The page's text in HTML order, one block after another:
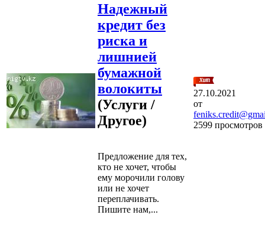
Надежный
кредит без
риска и
лишнией
бумажной
волокиты
(Услуги /
Другое)
Предложение для тех,
кто не хочет, чтобы
ему морочили голову
или не хочет
переплачивать.
Пишите нам,...
27.10.2021
от
2599 просмотров